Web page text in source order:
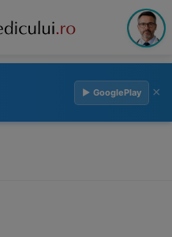
▶ GooglePlay ×